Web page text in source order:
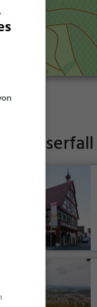
Wasserfall